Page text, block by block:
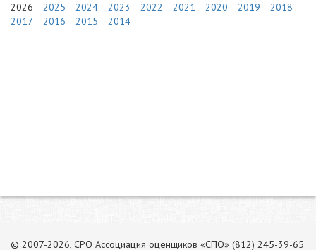
2026 2025 2024 2023 2022 2021 2020 2019
2018
2017
2016 2015 2014
© 2007-2026, СРО Ассоциация оценщиков «СПО» (812) 245-39-65